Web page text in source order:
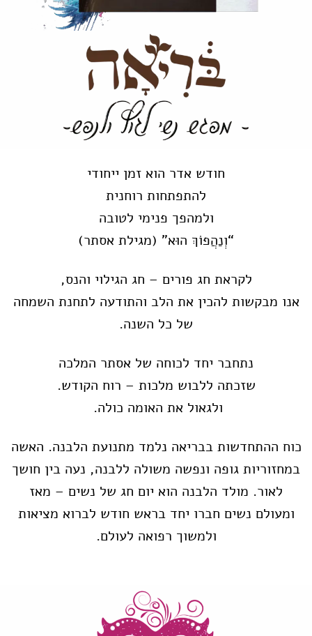
חודש אדר הוא זמן ייחודי
להתפתחות רוחנית
ולמהפך פנימי לטובה
“וְנַהֲפוֹךְ הוּא" (מגילת אסתר)
לקראת חג פורים – חג הגילוי והנס,
אנו מבקשות להכין את הלב והתודעה לתחנת השמחה
של כל השנה.
נתחבר יחד לכוחה של אסתר המלכה
שזכתה ללבוש מלכות – רוח הקודש.
ולגאול את האומה כולה.
כוח ההתחדשות בבריאה נלמד מתנועת הלבנה. האשה
במחזוריות גופה ונפשה משולה ללבנה, נעה בין חושך
לאור. מולד הלבנה הוא יום חג של נשים – מאז
ומעולם נשים חברו יחד בראש חודש לברוא מציאות
ולמשוך רפואה לעולם.